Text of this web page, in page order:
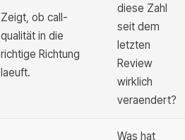
Zeigt, ob call-
qualität in die
richtige Richtung
laeuft.
diese Zahl
seit dem
letzten
Review
wirklich
veraendert?
Was hat